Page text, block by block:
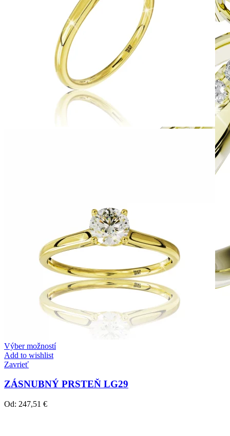
Výber možností
Add to wishlist
Zavrieť
ZÁSNUBNÝ PRSTEŇ LG29
Od: 247,51 €